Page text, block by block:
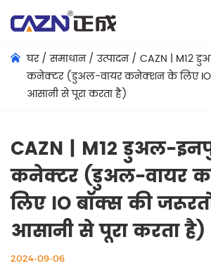
घर/समाधान/उत्पादन/ CAZN | M12
कनेक्टर (डुअल-वायर कनेक्शन के लिए IO
आसानी से पूरा करता है)
CAZN | M12 डुअल-
कनेक्टर (डुअल-वायर
लिए IO बॉक्स की
आसानी से पूरा करता है)
2024-09-06